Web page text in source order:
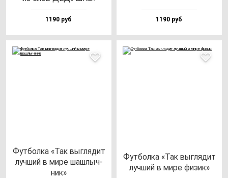
1190 руб 1190 руб
Фут­бол­ка «Так выг­ля­дит
луч­ший в ми­ре шаш­лыч­
ник»
Фут­бол­ка «Так выг­ля­дит
луч­ший в ми­ре фи­зик»